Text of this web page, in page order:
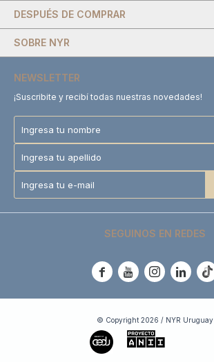
DESPUÉS DE COMPRAR
SOBRE NYR
NEWSLETTER
¡Suscribite y recibí todas nuestras novedades!
SEGUINOS EN REDES
    
© Copyright 2026 / NYR Uruguay